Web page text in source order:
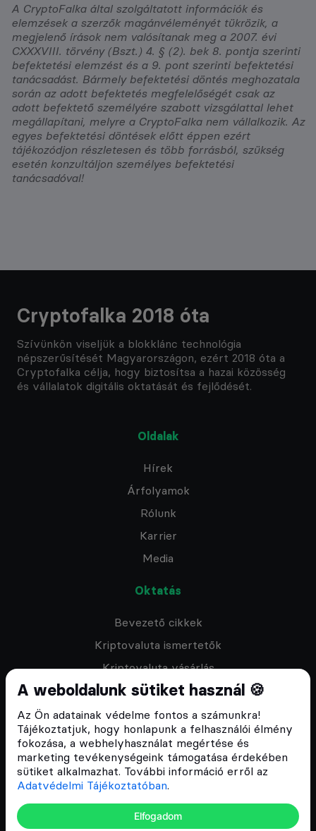
A weboldalunk sütiket használ 🍪
Az Ön adatainak védelme fontos a számunkra!
Tájékoztatjuk, hogy honlapunk a felhasználói élmény
fokozása, a webhelyhasználat megértése és
marketing tevékenységeink támogatása érdekében
sütiket alkalmazhat. További információ erről az
Adatvédelmi Tájékoztatóban.
Elfogadom
A CryptoFalka által szolgáltatott információk és
elemzések a szerzők magánvéleményét tükrözik, a
megjelenő írások nem valósítanak meg a 2007. évi
CXXXVIII. törvény (Bszt.) 4. § (2). bek 8. pontja szerinti
befektetési elemzést és a 9. pont szerinti befektetési
tanácsadást. Bármely befektetési döntés meghozatala
során az adott befektetés megfelelőségét csak az
adott befektető személyére szabott vizsgálattal lehet
megállapítani, melyre a CryptoFalka nem vállalkozik. Az
egyes befektetési döntések előtt éppen ezért
tájékozódjon részletesen és több forrásból, szükség
esetén konzultáljon személyes befektetési
tanácsadóval!
Cryptofalka 2018 óta
Szívünkön viseljük a blokklánc technológia
népszerűsítését Magyarországon, ezért 2018 óta a
Cryptofalka célja, hogy biztosítsa a hazai közösség
és vállalatok digitális oktatását és fejlődését.
Oldalak
Hírek
Árfolyamok
Rólunk
Karrier
Media
Oktatás
Bevezető cikkek
Kriptovaluta ismertetők
Kriptovaluta vásárlás
Oktató anyagok
Discord közösség
Csomagajánlatok
Kriptovaluta kezdőknek
Megapack